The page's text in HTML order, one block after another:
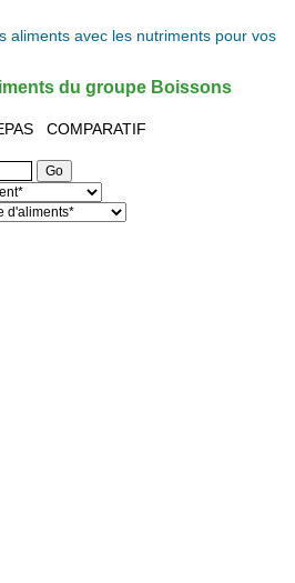
aliments avec les nutriments pour vos
du groupe Boissons
COMPARATIF